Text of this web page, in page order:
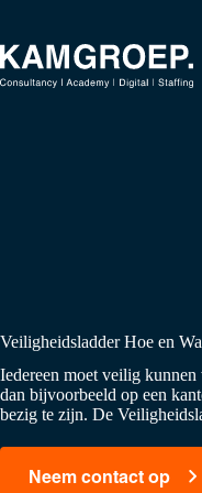
de
inhoud
Veiligheidsladder Hoe en
Iedereen moet veilig
dan bijvoorbeeld op een
bezig te zijn. De
Neem contact op